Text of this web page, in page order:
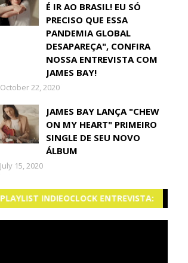
É IR AO BRASIL! EU SÓ
PRECISO QUE ESSA
PANDEMIA GLOBAL
DESAPAREÇA", CONFIRA
NOSSA ENTREVISTA COM
JAMES BAY!
October 22, 2020
JAMES BAY LANÇA "CHEW
ON MY HEART" PRIMEIRO
SINGLE DE SEU NOVO
ÁLBUM
July 15, 2020
PLAYLIST INDIEOCLOCK ENTREVISTA: